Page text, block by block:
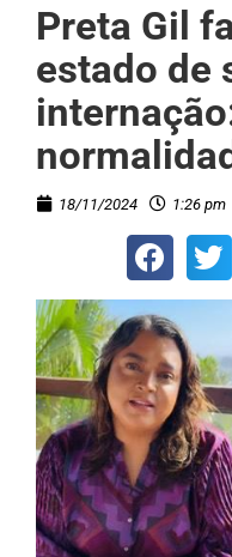
Preta Gil
estado de
18/11/2024 1:26 pm